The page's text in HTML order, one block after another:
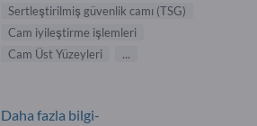
Sertleştirilmiş güvenlik camı (TSG)
Cam iyileştirme işlemleri
Cam Üst Yüzeyleri
...
Daha fazla bilgi-